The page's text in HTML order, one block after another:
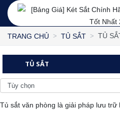
TRANG CHỦ TỦ SẮT TỦ
TỦ SẮT
Tủ sắt văn phòng là giải pháp lưu